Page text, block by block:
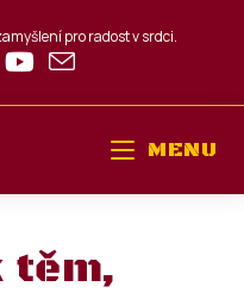
pro radost v srdci.
MENU
těm,